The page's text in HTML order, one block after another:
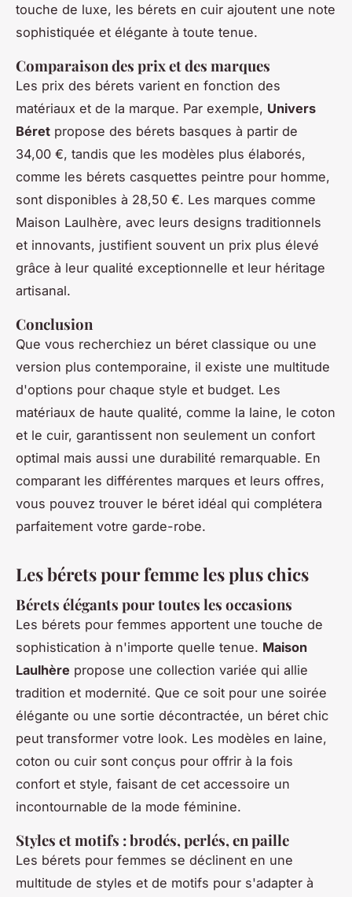
touche de luxe, les bérets en cuir ajoutent une note
sophistiquée et élégante à toute tenue.
Comparaison des prix et des marques
Les prix des bérets varient en fonction des
matériaux et de la marque. Par exemple, Univers
Béret propose des bérets basques à partir de
34,00 €, tandis que les modèles plus élaborés,
comme les bérets casquettes peintre pour homme,
sont disponibles à 28,50 €. Les marques comme
Maison Laulhère, avec leurs designs traditionnels
et innovants, justifient souvent un prix plus élevé
grâce à leur qualité exceptionnelle et leur héritage
artisanal.
Conclusion
Que vous recherchiez un béret classique ou une
version plus contemporaine, il existe une multitude
d'options pour chaque style et budget. Les
matériaux de haute qualité, comme la laine, le coton
et le cuir, garantissent non seulement un confort
optimal mais aussi une durabilité remarquable. En
comparant les différentes marques et leurs offres,
vous pouvez trouver le béret idéal qui complétera
parfaitement votre garde-robe.
Les bérets pour femme les plus chics
Bérets élégants pour toutes les occasions
Les bérets pour femmes apportent une touche de
sophistication à n'importe quelle tenue. Maison
Laulhère propose une collection variée qui allie
tradition et modernité. Que ce soit pour une soirée
élégante ou une sortie décontractée, un béret chic
peut transformer votre look. Les modèles en laine,
coton ou cuir sont conçus pour offrir à la fois
confort et style, faisant de cet accessoire un
incontournable de la mode féminine.
Styles et motifs : brodés, perlés, en paille
Les bérets pour femmes se déclinent en une
multitude de styles et de motifs pour s'adapter à